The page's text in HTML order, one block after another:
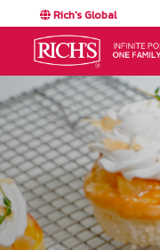
Rich's Global